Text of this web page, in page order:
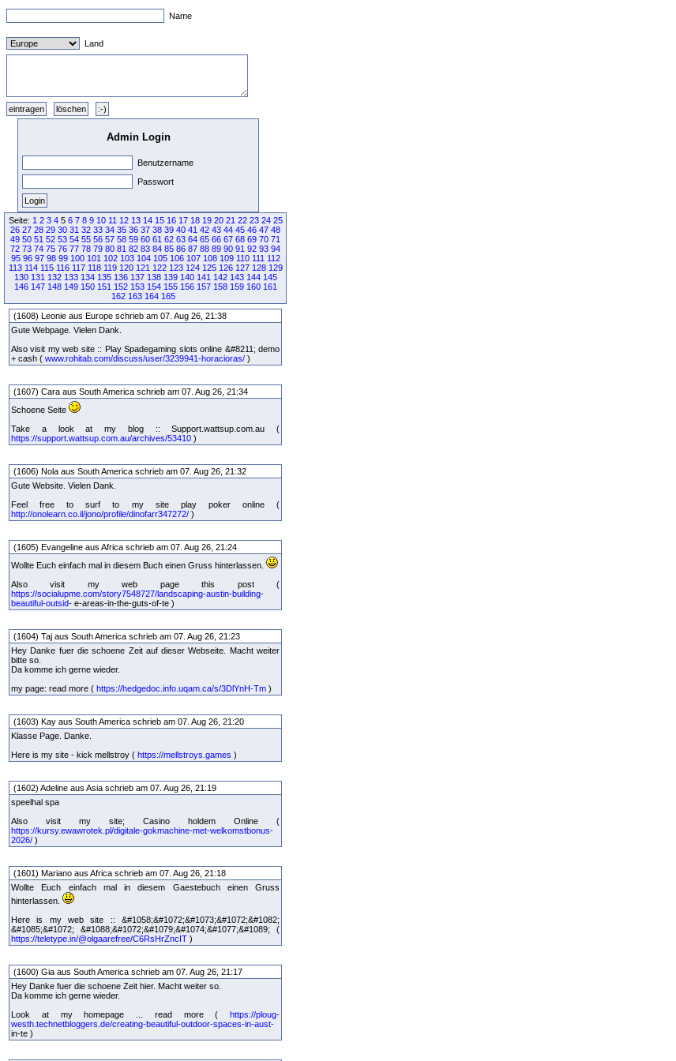
Name
Land
Admin Login
Benutzername
Passwort
Seite: 1 2 3 45 6 7 8 9 10 11 12 13 14 15 16 17 18 19 20 21 22 23 24 25
26 27 28 29 30 31 32 33 34 35 36 37 38 39 40 41 42 43 44 45 46 47 48
49 50 51 52 53 54 55 56 57 58 59 60 61 62 63 64 65 66 67 68 69 70 71
72 73 74 75 76 77 78 79 80 81 82 83 84 85 86 87 88 89 90 91 92 93 94
95 96 97 98 99 100 101 102 103 104 105 106 107 108 109 110 111 112
113 114 115 116 117 118 119 120 121 122 123 124 125 126 127 128 129
130 131 132 133 134 135 136 137 138 139 140 141 142 143 144 145
146 147 148 149 150 151 152 153 154 155 156 157 158 159 160 161
162 163 164 165
(1608) Leonie aus Europe schrieb am 07. Aug 26, 21:38
Gute Webpage. Vielen Dank.
Also visit my web site :: Play Spadegaming slots online &#8211; demo
+ cash ( www.rohitab.com/discuss/user/3239941-horacioras/ )
(1607) Cara aus South America schrieb am 07. Aug 26, 21:34
Schoene Seite
Take a look at my blog :: Support.wattsup.com.au (
https://support.wattsup.com.au/archives/53410 )
(1606) Nola aus South America schrieb am 07. Aug 26, 21:32
Gute Website. Vielen Dank.
Feel free to surf to my site play poker online (
http://onolearn.co.il/jono/profile/dinofarr347272/ )
(1605) Evangeline aus Africa schrieb am 07. Aug 26, 21:24
Wollte Euch einfach mal in diesem Buch einen Gruss hinterlassen.
Also visit my web page this post (
https://socialupme.com/story7548727/landscaping-austin-building-
beautiful-outsid- e-areas-in-the-guts-of-te )
(1604) Taj aus South America schrieb am 07. Aug 26, 21:23
Hey Danke fuer die schoene Zeit auf dieser Webseite. Macht weiter
bitte so.
Da komme ich gerne wieder.
my page: read more ( https://hedgedoc.info.uqam.ca/s/3DlYnH-Tm )
(1603) Kay aus South America schrieb am 07. Aug 26, 21:20
Klasse Page. Danke.
Here is my site - kick mellstroy ( https://mellstroys.games )
(1602) Adeline aus Asia schrieb am 07. Aug 26, 21:19
speelhal spa
Also visit my site; Casino holdem Online (
https://kursy.ewawrotek.pl/digitale-gokmachine-met-welkomstbonus-
2026/ )
(1601) Mariano aus Africa schrieb am 07. Aug 26, 21:18
Wollte Euch einfach mal in diesem Gaestebuch einen Gruss
hinterlassen.
Here is my web site :: &#1058;&#1072;&#1073;&#1072;&#1082;
&#1085;&#1072; &#1088;&#1072;&#1079;&#1074;&#1077;&#1089; (
https://teletype.in/@olgaarefree/C6RsHrZncIT )
(1600) Gia aus South America schrieb am 07. Aug 26, 21:17
Hey Danke fuer die schoene Zeit hier. Macht weiter so.
Da komme ich gerne wieder.
Look at my homepage ... read more ( https://ploug-
westh.technetbloggers.de/creating-beautiful-outdoor-spaces-in-aust-
in-te )